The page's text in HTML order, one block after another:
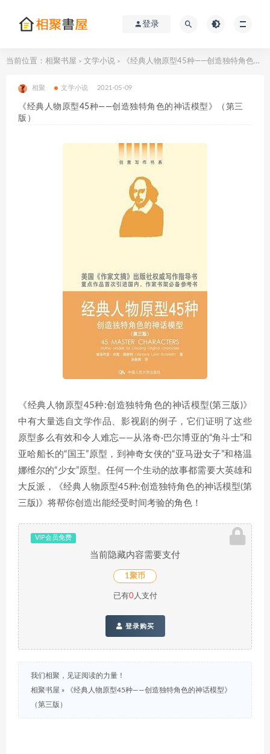
登录
当前位置： 相聚书屋 > 文学小说 > 《经典人物原型45种——创造独特角色的神话模型》（第三版）
相聚 文学小说 2021-05-09
《经典人物原型45种——创造独特角色的神话模型》（第三
版）
《经典人物原型45种:创造独特角色的神话模型(第三版)》
中有大量选自文学作品、影视剧的例子，它们证明了这些
原型多么有效和令人难忘——从洛奇·巴尔博亚的“角斗士”和
亚哈船长的“国王”原型，到神奇女侠的“亚马逊女子”和格温
娜维尔的“少女”原型。任何一个生动的故事都需要大英雄和
大反派，《经典人物原型45种:创造独特角色的神话模型(第
三版)》将帮你创造出能经受时间考验的角色！
VIP会员免费
当前隐藏内容需要支付
1聚币
已有0人支付
登录购买
我们相聚，见证阅读的力量！
相聚书屋 »
《经典人物原型45种——创造独特角色的神话模型》
（第三版）